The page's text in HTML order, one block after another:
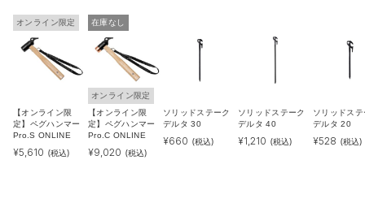
オンライン限定
【オンライン限
定】ペグハンマー
Pro.S ONLINE
¥5,610 (税込)
在庫なし
オンライン限定
【オンライン限
定】ペグハンマー
Pro.C ONLINE
¥9,020 (税込)
ソリッドステーク
デルタ 30
¥660 (税込)
ソリッドステーク
デルタ 40
¥1,210 (税込)
ソリッドステ
デルタ 20
¥528 (税込)